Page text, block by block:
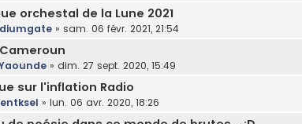
orchestal de la Lune 2021
» sam. 06 févr. 2021, 21:54
» dim. 27 sept. 2020, 15:49
sur l'inflation Radio
» lun. 06 avr. 2020, 18:26